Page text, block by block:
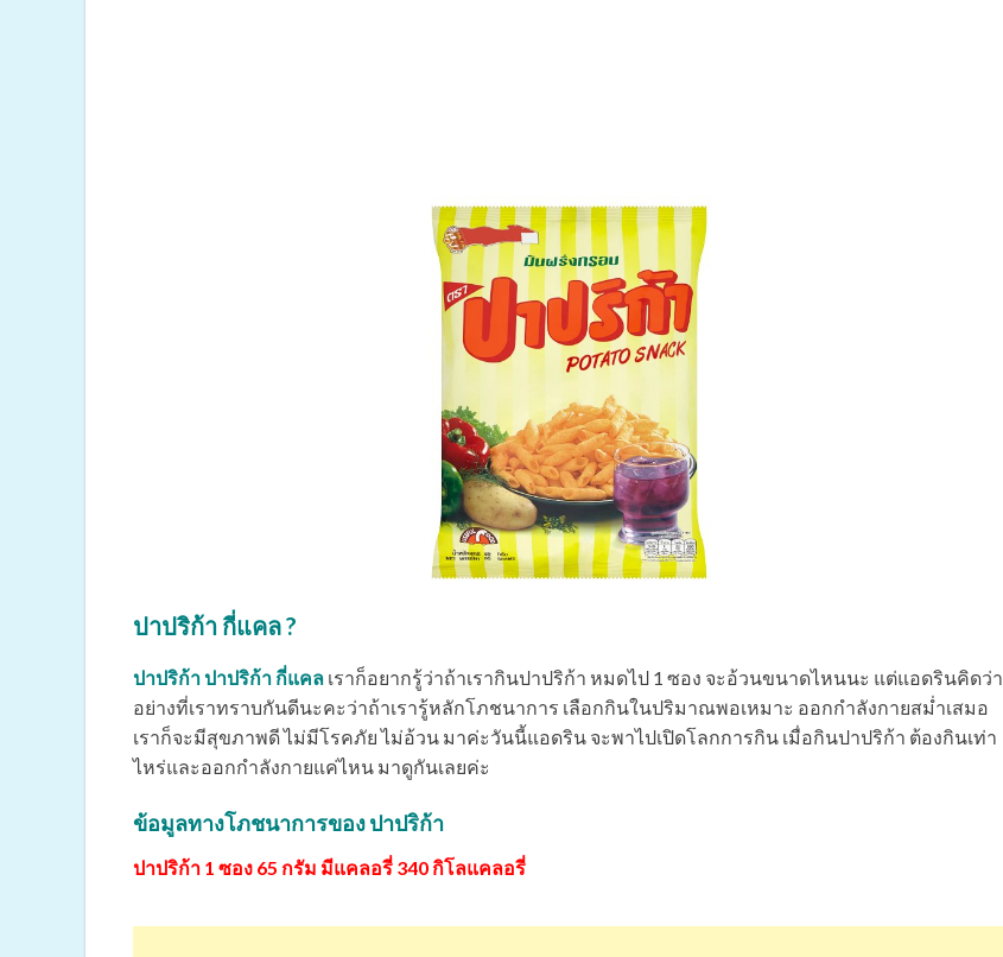
ปาปริก้า กี่แคล ?
ปาปริก้า ปาปริก้า กี่แคล เราก็อยากรู้ว่าถ้าเรากินปาปริก้า หมดไป 1 ซอง จะอ้วนขนาดไหนนะ แต่แอดรินคิดว่า
อย่างที่เราทราบกันดีนะคะว่าถ้าเรารู้หลักโภชนาการ เลือกกินในปริมาณพอเหมาะ ออกกำลังกายสม่ำเสมอ
เราก็จะมีสุขภาพดี ไม่มีโรคภัย ไม่อ้วน มาค่ะวันนี้แอดริน จะพาไปเปิดโลกการกิน เมื่อกินปาปริก้า ต้องกินเท่า
ไหร่และออกกำลังกายแค่ไหน มาดูกันเลยค่ะ
ข้อมูลทางโภชนาการของ ปาปริก้า
ปาปริก้า 1 ซอง 65 กรัม มีแคลอรี่ 340 กิโลแคลอรี่